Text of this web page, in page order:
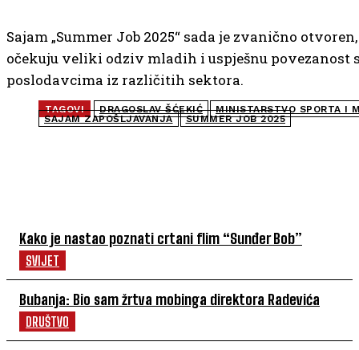
Kako je nastao poznati crtani flim “Sunđer Bob”
SVIJET
Bubanja: Bio sam žrtva mobinga direktora Radevića
DRUŠTVO
Sajam „Summer Job 2025“ sada je zvanično
očekuju veliki odziv mladih i uspješnu povezanost
poslodavcima iz različitih sektora.
TAGOVI DRAGOSLAV ŠĆEKIĆ
MINISTARSTVO SPORTA I
SAJAM ZAPOŠLJAVANJA
SUMMER JOB 2025